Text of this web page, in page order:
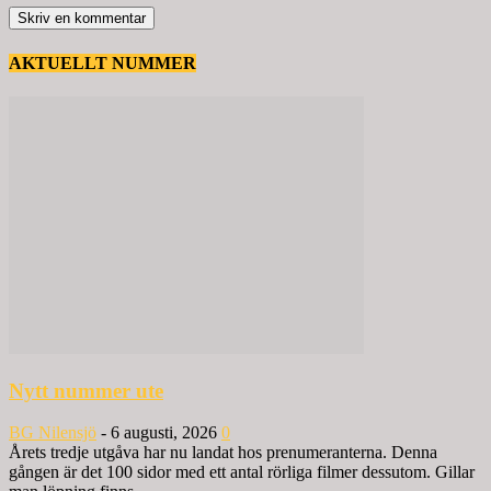
AKTUELLT NUMMER
Nytt nummer ute
BG Nilensjö - 6 augusti, 2026 0
Årets tredje utgåva har nu landat hos prenumeranterna. Denna
gången är det 100 sidor med ett antal rörliga filmer dessutom. Gillar